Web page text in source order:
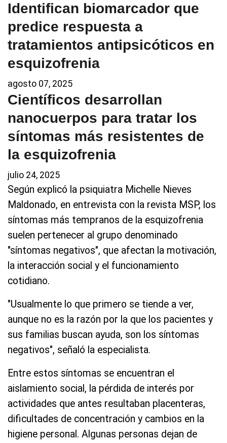
Identifican biomarcador que
predice respuesta a
tratamientos antipsicóticos en
esquizofrenia
agosto 07, 2025
Científicos desarrollan
nanocuerpos para tratar los
síntomas más resistentes de
la esquizofrenia
julio 24, 2025
Según explicó la psiquiatra Michelle Nieves
Maldonado, en entrevista con la revista MSP, los
síntomas más tempranos de la esquizofrenia
suelen pertenecer al grupo denominado
"síntomas negativos", que afectan la motivación,
la interacción social y el funcionamiento
cotidiano.
"Usualmente lo que primero se tiende a ver,
aunque no es la razón por la que los pacientes y
sus familias buscan ayuda, son los síntomas
negativos", señaló la especialista.
Entre estos síntomas se encuentran el
aislamiento social, la pérdida de interés por
actividades que antes resultaban placenteras,
dificultades de concentración y cambios en la
higiene personal. Algunas personas dejan de